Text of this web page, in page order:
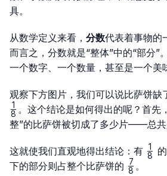
具。
从数学定义来看， 分数代表着事物的
而言之，分数就是“整体”中的“部分”
一个数字、一个数量，甚至是一个美
观察下方图片，我们可以说比萨饼缺
\frac{1}
{8}
8
1 。这个结论是如何得出的呢？首先
整”的比萨饼被切成了多少片——总共
这就使我们直观地得出结论：有 8
1
下的部分则占整个比萨饼的 \frac{7}
8
7 。